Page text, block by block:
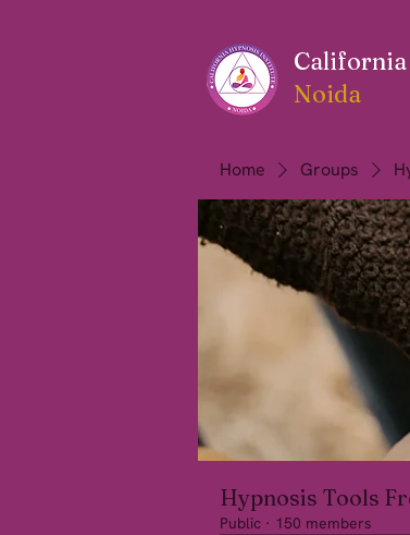
Noida
Home Groups
Hypnosis Tools
Public · 150 members